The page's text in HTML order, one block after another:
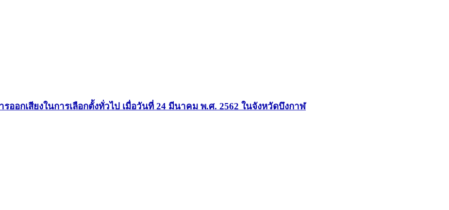
อกเสียงในการเลือกตั้งทั่วไป เมื่อวันที่ 24 มีนาคม พ.ศ. 2562 ในจังหวัดบึงกาฬ